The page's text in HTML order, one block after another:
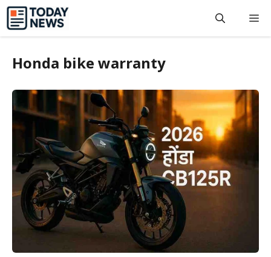
Skip
content
Honda bike warranty